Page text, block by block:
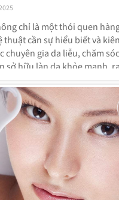
chỉ là một thói quen
thuật cần sự hiểu biết và
chuyên gia da liễu, chăm
sở hữu làn da khỏe mạnh,
dụng